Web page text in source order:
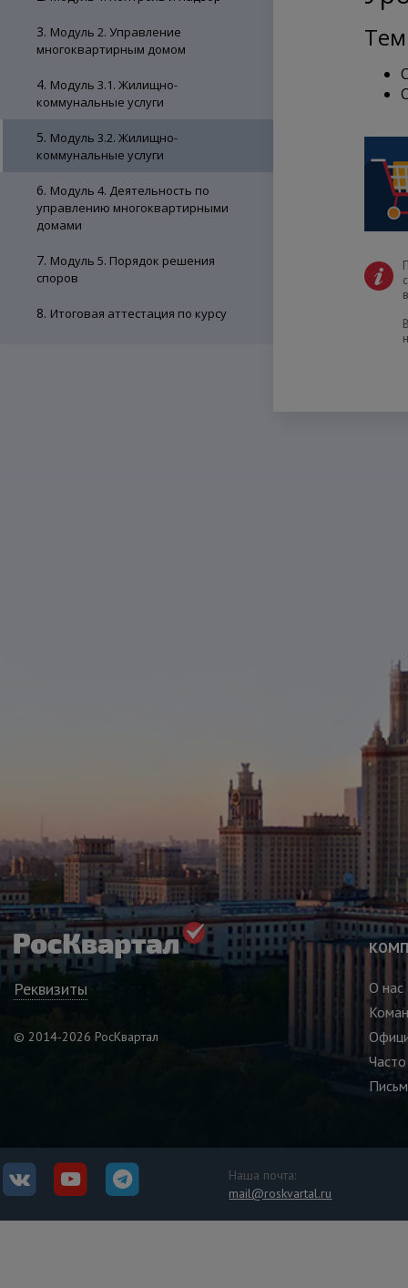
3. Модуль 2. Управление
многоквартирным домом
4. Модуль 3.1. Жилищно-
коммунальные услуги
5. Модуль 3.2. Жилищно-
коммунальные услуги
6. Модуль 4. Деятельность по
управлению многоквартирными
домами
7. Модуль 5. Порядок решения
споров
8. Итоговая аттестация по курсу
Реквизиты
© 2014-2026 РосКвартал
О нас
Наша почта:
mail@roskvartal.ru